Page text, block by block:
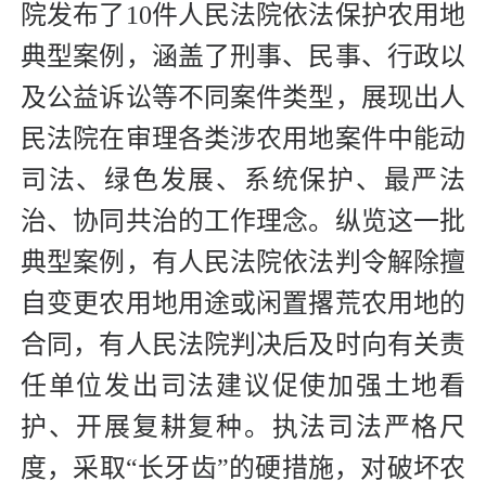
院发布了10件人民法院依法保护农用地
典型案例，涵盖了刑事、民事、行政以
及公益诉讼等不同案件类型，展现出人
民法院在审理各类涉农用地案件中能动
司法、绿色发展、系统保护、最严法
治、协同共治的工作理念。纵览这一批
典型案例，有人民法院依法判令解除擅
自变更农用地用途或闲置撂荒农用地的
合同，有人民法院判决后及时向有关责
任单位发出司法建议促使加强土地看
护、开展复耕复种。执法司法严格尺
度，采取“长牙齿”的硬措施，对破坏农